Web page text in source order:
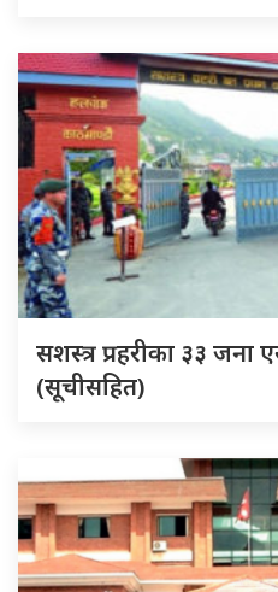
सशस्त्र प्रहरीका ३३
(सूचीसहित)